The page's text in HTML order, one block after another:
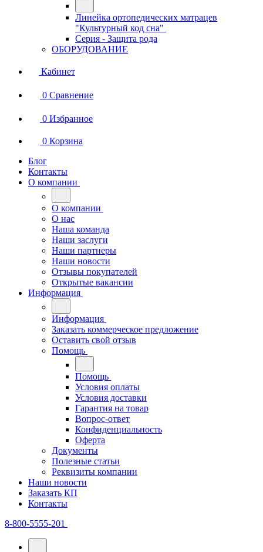
Линейка ортопедических матрацев
"Культурный код сна"
Серия - Защита рода
ОБОРУДОВАНИЕ
Кабинет
0 Сравнение
0 Избранное
0 Корзина
Блог
Контакты
О компании
О компании
О нас
Наша команда
Наши заслуги
Наши партнеры
Наши новости
Отзывы покупателей
Открытые вакансии
Информация
Информация
Заказать коммерческое предложение
Оставить свой отзыв
Помощь
Помощь
Условия оплаты
Условия доставки
Гарантия на товар
Вопрос-ответ
Конфиденциальность
Оферта
Документы
Полезные статьи
Реквизиты компании
Наши новости
Заказать КП
Контакты
8-800-5555-201